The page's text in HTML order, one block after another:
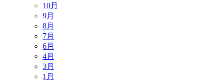
10月
9月
8月
7月
6月
4月
3月
1月